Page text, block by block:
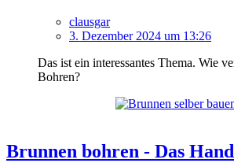
clausgar
3. Dezember 2024 um 13:26
Das ist ein interessantes Thema. Wie
Bohren?
Brunnen bohren - Das